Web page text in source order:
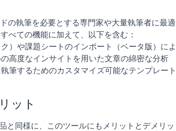
の執筆を必要とする専門家や大量執筆者に最
べての機能に加えて、以下を含む：
）や課題シートのインポート（ベータ版）に
高度なインサイトを用いた文章の綿密な分析
筆するためのカスタマイズ可能なテンプレート
ット
と同様に、このツールにもメリットとデメリ